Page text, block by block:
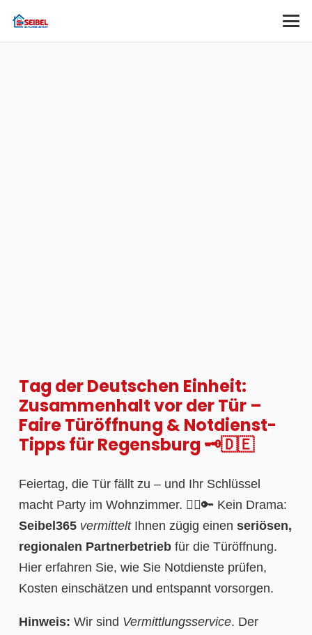
Tag der Deutschen Einheit:
Zusammenhalt vor der Tür –
Faire Türöffnung & Notdienst-
Tipps für Regensburg 🗝️🇩🇪
Feiertag, die Tür fällt zu – und Ihr Schlüssel
macht Party im Wohnzimmer. 🤦‍♂️🔑 Kein Drama:
Seibel365 vermitteltIhnen zügig einen seriösen,
regionalen Partnerbetrieb für die Türöffnung.
Hier erfahren Sie, wie Sie Notdienste prüfen,
Kosten einschätzen und entspannt vorsorgen.
Hinweis: Wir sind Vermittlungsservice. Der